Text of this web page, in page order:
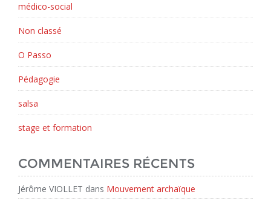
médico-social
Non classé
O Passo
Pédagogie
salsa
stage et formation
COMMENTAIRES RÉCENTS
Jérôme VIOLLET dans Mouvement archaïque